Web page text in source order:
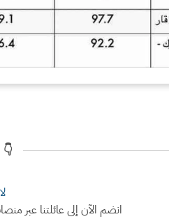
👇
انضم الآن إلى عائلتنا عبر